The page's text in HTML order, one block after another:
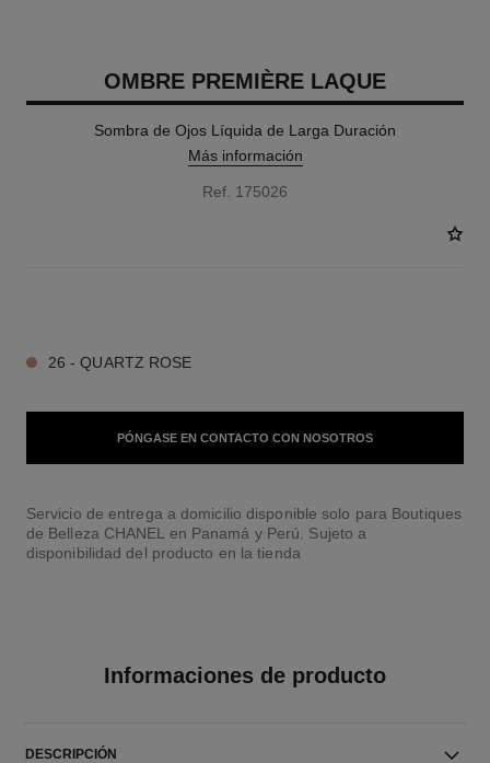
OMBRE PREMIÈRE LAQUE
Sombra de Ojos Líquida de Larga Duración
Más información
Ref. 175026
26 - QUARTZ ROSE
PÓNGASE EN CONTACTO CON NOSOTROS
Servicio de entrega a domicilio disponible solo para Boutiques
de Belleza CHANEL en Panamá y Perú. Sujeto a
disponibilidad del producto en la tienda
Informaciones de producto
DESCRIPCIÓN